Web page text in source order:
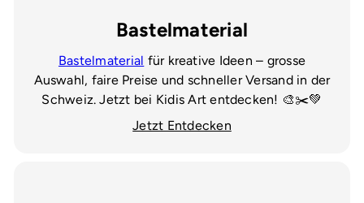
Bastelmaterial
Bastelmaterial für kreative Ideen – grosse
Auswahl, faire Preise und schneller Versand in der
Schweiz. Jetzt bei Kidis Art entdecken! 🎨✂️💚
Jetzt Entdecken